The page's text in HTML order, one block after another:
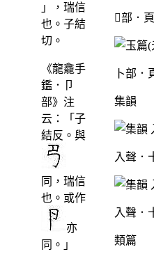
」，瑞信
也。子結
切。
《龍龕手
鑑．卩
部》注
云：「子
結反。與
同，瑞信
也。或作
亦
同。」
部．
卜部．
集韻
入聲．
入聲．
類篇